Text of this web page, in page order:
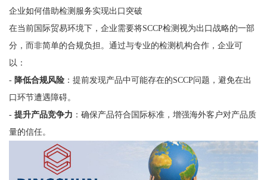
企业如何借助检测服务实现出口突破
在当前国际贸易环境下，企业需要将SCCP检测视为出口战略的一部
分，而非简单的合规负担。通过与专业的检测机构合作，企业可
以：
- 降低合规风险：提前发现产品中可能存在的SCCP问题，避免在出
口环节遭遇障碍。
- 提升产品竞争力 ：确保产品符合国际标准，增强海外客户对产品质
量的信任。